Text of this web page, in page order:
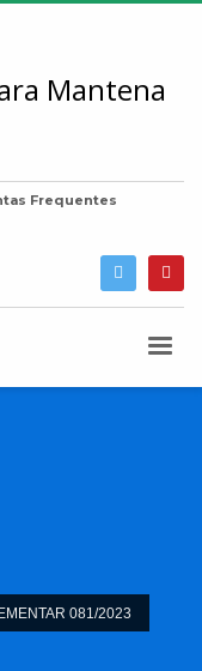
Frequentes
081/2023